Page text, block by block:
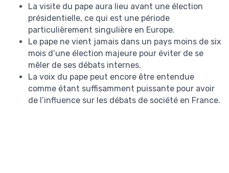
La visite du pape aura lieu avant une élection
présidentielle, ce qui est une période
particulièrement singulière en Europe.
Le pape ne vient jamais dans un pays moins de six
mois d’une élection majeure pour éviter de se
mêler de ses débats internes.
La voix du pape peut encore être entendue
comme étant suffisamment puissante pour avoir
de l’influence sur les débats de société en France.